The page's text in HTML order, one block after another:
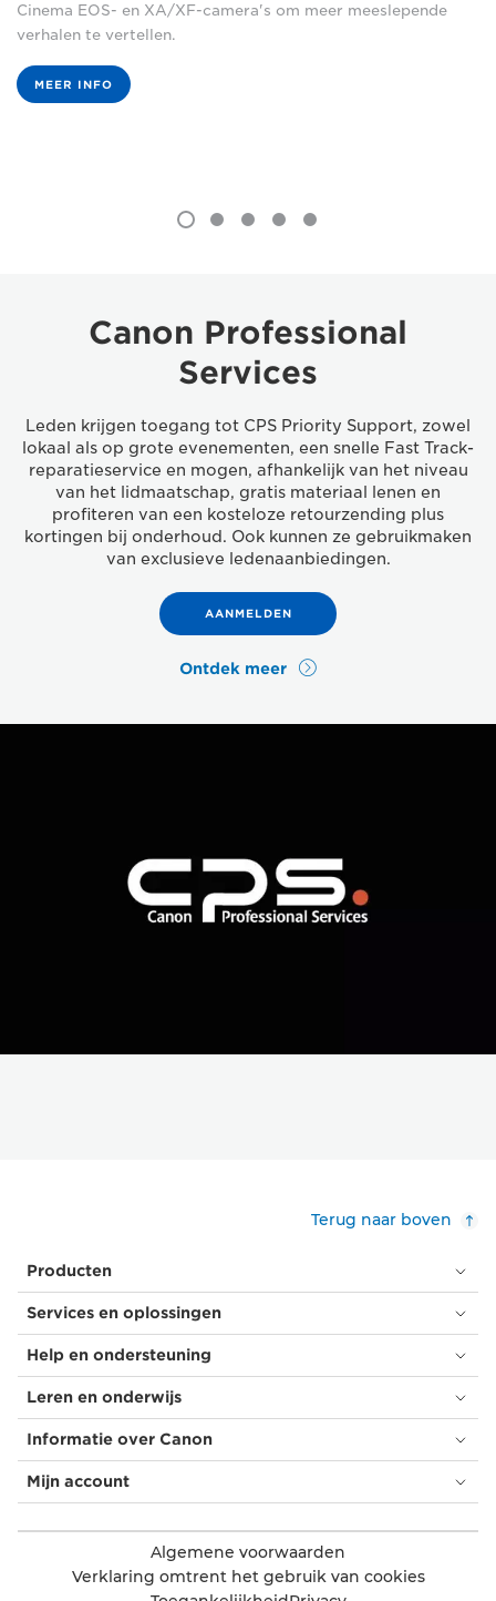
Cinema EOS- en XA/XF-camera's om meer meeslepende
verhalen te vertellen.
MEER INFO
Canon Professional
Services
Leden krijgen toegang tot CPS Priority Support, zowel
lokaal als op grote evenementen, een snelle Fast Track-
reparatieservice en mogen, afhankelijk van het niveau
van het lidmaatschap, gratis materiaal lenen en
profiteren van een kosteloze retourzending plus
kortingen bij onderhoud. Ook kunnen ze gebruikmaken
van exclusieve ledenaanbiedingen.
AANMELDEN
Ontdek meer
Terug naar boven
Producten
Services en oplossingen
Help en ondersteuning
Leren en onderwijs
Informatie over Canon
Mijn account
Algemene voorwaarden
Verklaring omtrent het gebruik van cookies